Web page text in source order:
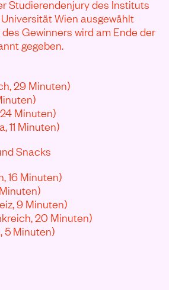
Studierendenjury des Instituts
Wien ausgewählt
Gewinners wird am Ende der
gegeben.
29 Minuten)
Minuten)
11 Minuten)
Snacks
16 Minuten)
9 Minuten)
20 Minuten)
5 Minuten)